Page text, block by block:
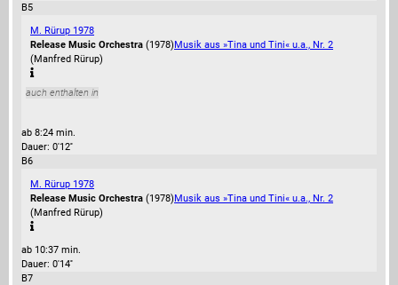
B5
M. Rürup 1978
Release Music Orchestra (1978)Musik aus »Tina und Tini« u.a., Nr. 2
(Manfred Rürup)
auch enthalten in
ab 8:24 min.
Dauer: 0'12''
B6
M. Rürup 1978
Release Music Orchestra (1978)Musik aus »Tina und Tini« u.a., Nr. 2
(Manfred Rürup)
ab 10:37 min.
Dauer: 0'14''
B7